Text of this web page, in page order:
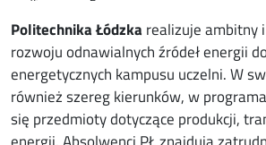
Politechnika Łódzka realizuje ambitny
rozwoju odnawialnych źródeł energii
energetycznych kampusu uczelni. W
również szereg kierunków, w
się przedmioty dotyczące produkcji,